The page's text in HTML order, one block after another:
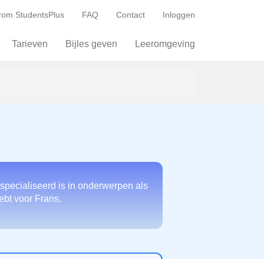
StudentsPlus FAQ Contact Inloggen
Tarieven Bijles geven Leeromgeving
is in onderwerpen als
voor Frans.